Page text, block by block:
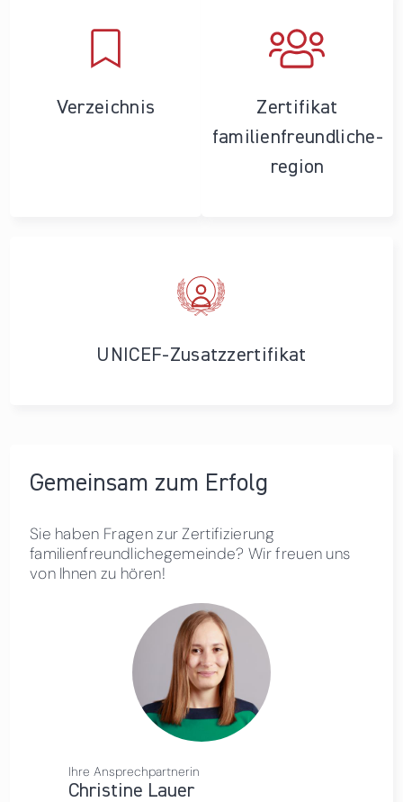
Verzeichnis
Zertifikat
familienfreundliche­
region
UNICEF-Zusatzzertifikat
Gemeinsam zum Erfolg
Sie haben Fragen zur Zertifizierung
familienfreundlichegemeinde? Wir freuen uns
von Ihnen zu hören!
Ihre Ansprechpartnerin
Christine Lauer